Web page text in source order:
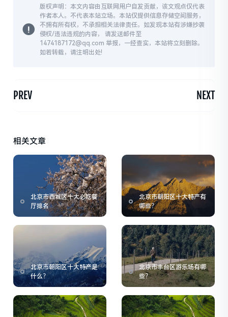
版权声明：本文内容由互联网用户自发贡献，该文观点仅代表
作者本人。不代表本站立场。本站仅提供信息存储空间服务，
不拥有所有权，不承担相关法律责任。如发现本站有涉嫌抄袭
侵权/违法违规的内容， 请发送邮件至
1474187172@qq.com 举报，一经查实，本站将立刻删除。
如若转载，请注明出处!
PREV NEXT
相关文章
北京市西城区十大必吃餐
厅排名
北京市朝阳区十大特产有
哪些？
北京市朝阳区十大特产是
什么？
北京市丰台区游乐场有哪
些？